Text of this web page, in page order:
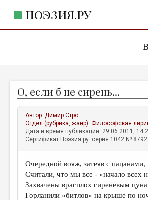
ПОЭЗИЯ.РУ
ЖАНРЫ
АВТОРЫ
КОММЕНТАРИИ
ЛИТСАЛОН
НОВОСТИ
ПРАВИЛА САЙТА
О, если б не сирень...
Автор:Димир Стро
Отдел (рубрика, жанр):Философская
Дата и время публикации: 29.06.2011,
Сертификат Поэзия.ру: серия 1042 №
Очередной вояж, затеяв с пацанами,
Считали, что мы все - «начало всех
Захвачены врасплох сиреневым
Горланили «битлов» на крыше по